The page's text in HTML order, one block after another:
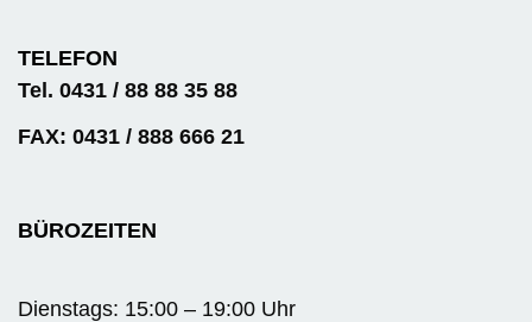
TELEFON
Tel. 0431 / 88 88 35 88
FAX: 0431 / 888 666 21
BÜROZEITEN
Dienstags: 15:00 – 19:00 Uhr